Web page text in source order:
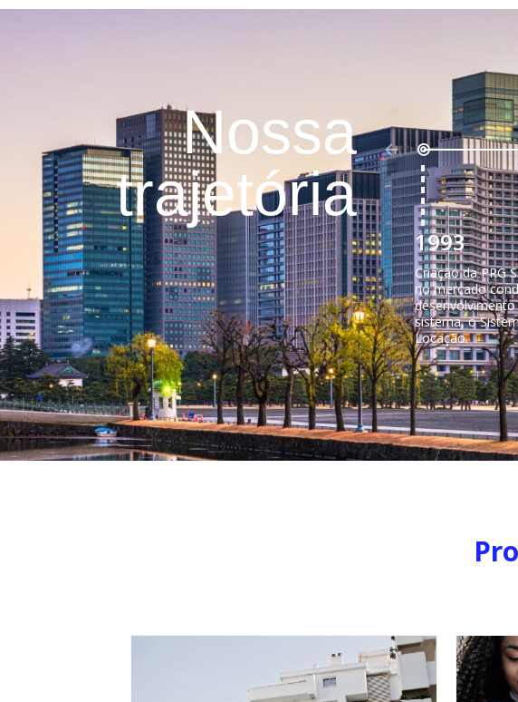
Nossa
trajetória
1993
Criação da PRG
no mercado
sistema, o
Locação.